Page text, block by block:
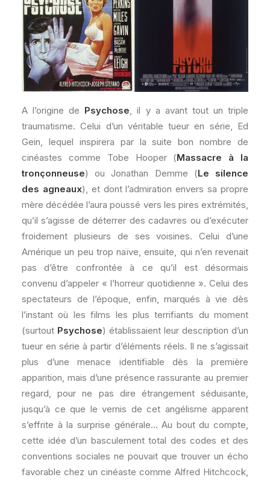
A l’origine de Psychose, il y a avant tout un triple
traumatisme. Celui d’un véritable tueur en série, Ed
Gein, lequel inspirera par la suite bon nombre de
cinéastes comme Tobe Hooper (Massacre à la
tronçonneuse) ou Jonathan Demme (Le silence
des agneaux), et dont l’admiration envers sa propre
mère décédée l’aura poussé vers les pires extrémités,
qu’il s’agisse de déterrer des cadavres ou d’exécuter
froidement plusieurs de ses voisines. Celui d’une
Amérique un peu trop naïve, ensuite, qui n’en revenait
pas d’être confrontée à ce qu’il est désormais
convenu d’appeler « l’horreur quotidienne ». Celui des
spectateurs de l’époque, enfin, marqués à vie dès
l’instant où les films les plus terrifiants du moment
(surtout Psychose) établissaient leur description d’un
tueur en série à partir d’éléments réels. Il ne s’agissait
plus d’une menace identifiable dès la première
apparition, mais d’une présence rassurante au premier
regard, pour ne pas dire étrangement séduisante,
jusqu’à ce que le vernis de cet angélisme apparent
s’effrite à la surprise générale… Au bout du compte,
cette idée d’un basculement total des codes et des
conventions sociales ne pouvait que trouver un écho
favorable chez un cinéaste comme Alfred Hitchcock,